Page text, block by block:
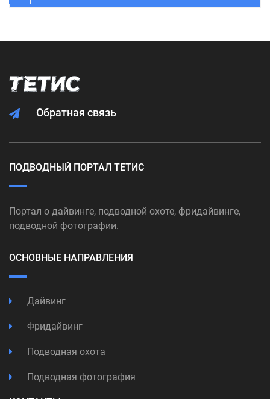
Обратная связь
ПОДВОДНЫЙ ПОРТАЛ ТЕТИС
Портал о дайвинге, подводной охоте, фридайвинге,
подводной фотографии.
ОСНОВНЫЕ НАПРАВЛЕНИЯ
Дайвинг
Фридайвинг
Подводная охота
Подводная фотография